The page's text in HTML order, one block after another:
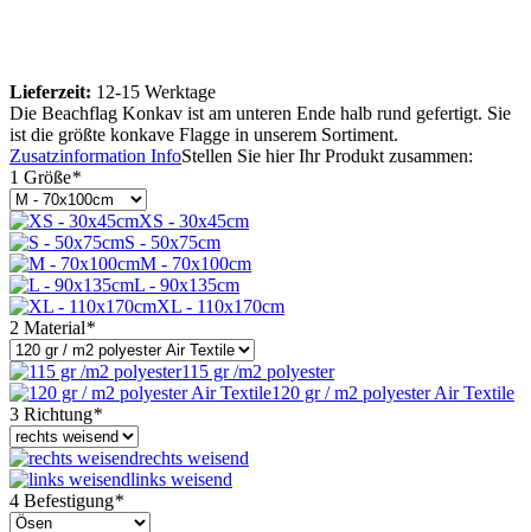
Lieferzeit: 12-15 Werktage
Die Beachflag Konkav ist am unteren Ende halb rund gefertigt. Sie
ist die größte konkave Flagge in unserem Sortiment.
Zusatzinformation InfoStellen Sie hier Ihr Produkt zusammen:
1 Größe*
XS - 30x45cm
S - 50x75cm
M - 70x100cm
L - 90x135cm
XL - 110x170cm
2 Material*
115 gr /m2 polyester
120 gr / m2 polyester Air Textile
3 Richtung*
rechts weisend
links weisend
4 Befestigung*